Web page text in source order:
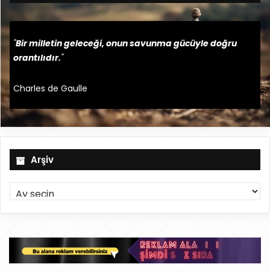
"Bir milletin geleceği, onun savunma gücüyle doğru
orantılıdır."
Charles de Gaulle
Arşiv
r
ş
v